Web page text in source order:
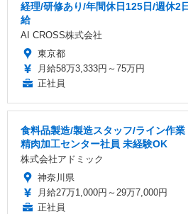
経理/研修あり/年間休日125日/週休2
給
AI CROSS株式会社
東京都
月給58万3,333円～75万円
正社員
食料品製造/製造スタッフ/ライン作
精肉加工センター社員 未経験OK
株式会社アドミック
神奈川県
月給27万1,000円～29万7,000円
正社員